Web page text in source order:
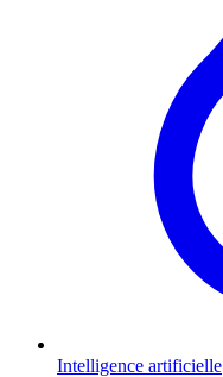
Intelligence artificielle